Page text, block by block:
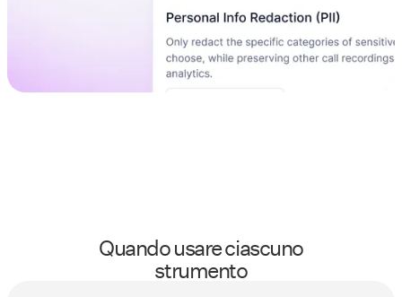
Quando usare ciascuno
strumento